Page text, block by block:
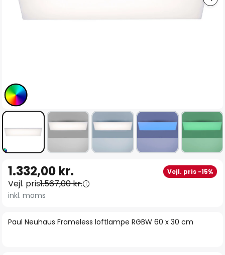
starten
af
Paul Neuhaus Frameless loftlampe RGBW 60 x 30 cm
1.332,00 kr. Vejl. pris -15%
Vejl. pris1.567,00 kr.
inkl. moms